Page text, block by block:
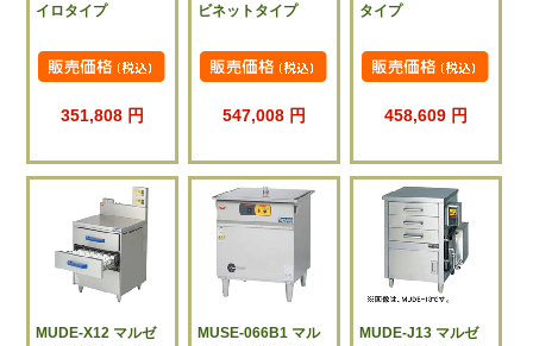
イロタイプ
351,808 円
ビネットタイプ
547,008 円
タイプ
458,609 円
MUDE-X12 マルゼ
MUSE-066B1 マル
MUDE-J13 マルゼ